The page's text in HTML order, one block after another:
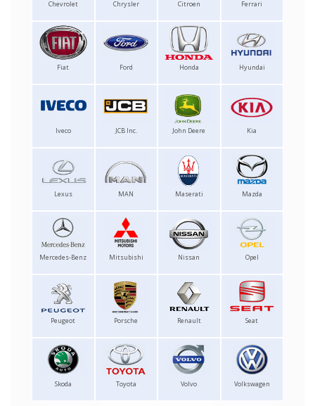
Chevrolet Chrysler Citroen Ferrari
Fiat Ford Honda Hyundai
Iveco JCB Inc. John Deere Kia
Lexus MAN Maserati Mazda
Mercedes-Benz Mitsubishi Nissan Opel
Peugeot Porsche Renault Seat
Skoda Toyota Volvo Volkswagen